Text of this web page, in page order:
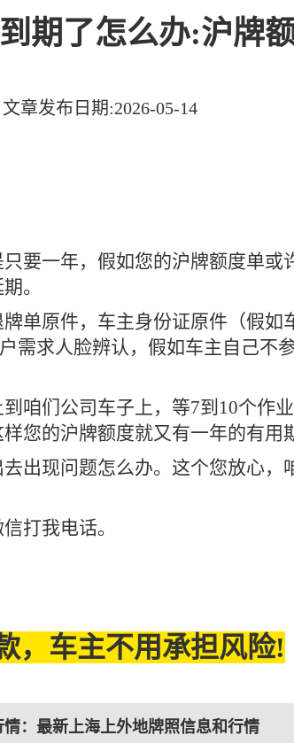
期了怎么办:沪牌
文章发布日期:2026-05-14
要一年，假如您的沪牌额度单
。
单原件，车主身份证原件（假如
需求人脸辨认，假如车主自己不
咱们公司车子上，等7到10个作
您的沪牌额度就又有一年的有用
出现问题怎么办。这个您放心
打我电话。
，车主不用承担风险!
情：最新上海上外地牌照信息和行情